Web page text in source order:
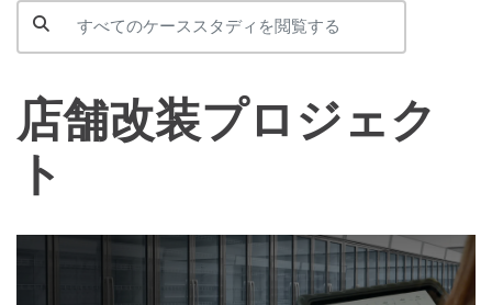
店舗改装プロジェク
ト